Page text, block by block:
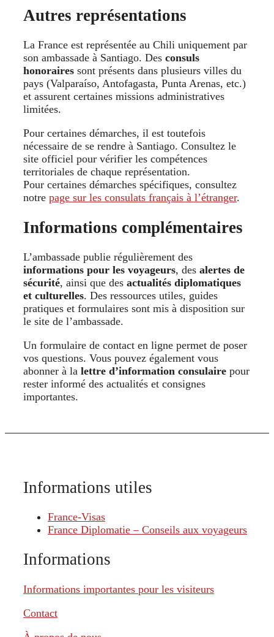
Autres représentations
La France est représentée au Chili uniquement par
son ambassade à Santiago. Des consuls
honoraires sont présents dans plusieurs villes du
pays (Valparaíso, Antofagasta, Punta Arenas, etc.)
et assurent certaines missions administratives
limitées.
Pour certaines démarches, il est toutefois
nécessaire de se rendre à Santiago. Consultez le
site officiel pour vérifier les compétences
territoriales de chaque représentation.
Pour certaines démarches spécifiques, consultez
notre page sur les consulats français à l’étranger.
Informations complémentaires
L’ambassade publie régulièrement des
informations pour les voyageurs, des alertes de
sécurité, ainsi que des actualités diplomatiques
et culturelles. Des ressources utiles, guides
pratiques et formulaires sont mis à disposition sur
le site de l’ambassade.
Un formulaire de contact en ligne permet de poser
vos questions. Vous pouvez également vous
abonner à la lettre d’information consulaire pour
rester informé des actualités et consignes
importantes.
Informations utiles
France-Visas
France Diplomatie – Conseils aux voyageurs
Informations
Informations importantes pour les visiteurs
Contact